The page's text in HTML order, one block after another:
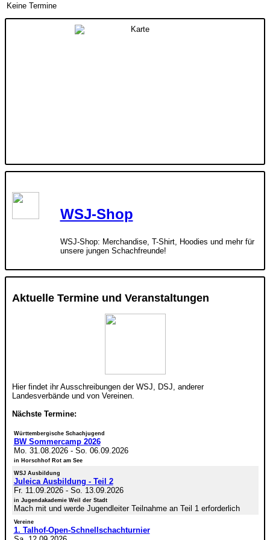
Keine Termine
WSJ-Shop
WSJ-Shop: Merchandise, T-Shirt, Hoodies und mehr für
unsere jungen Schachfreunde!
Aktuelle Termine und Veranstaltungen
Hier findet ihr Ausschreibungen der WSJ, DSJ, anderer
Landesverbände und von Vereinen.
Nächste Termine:
Württembergische Schachjugend
BW Sommercamp 2026
Mo. 31.08.2026- So. 06.09.2026
in Horschhof Rot am See
WSJ Ausbildung
Juleica Ausbildung - Teil 2
Fr. 11.09.2026- So. 13.09.2026
in Jugendakademie Weil der Stadt
Mach mit und werde Jugendleiter Teilnahme an Teil 1 erforderlich
Vereine
1. Talhof-Open-Schnellschachturnier